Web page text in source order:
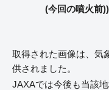
(今回の噴火前))
取得された画像は、気
供されました。
JAXAでは今後も当該